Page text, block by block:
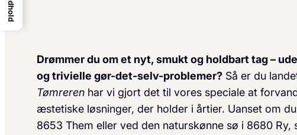
Drømmer du om et nyt, smukt og holdbart tag –
og trivielle gør-det-selv-problemer?Så er du
Tømrerenhar vi gjort det til vores speciale at
æstetiske løsninger, der holder i årtier. Uanset om
8653 Them eller ved den naturskønne sø i 8680
Indhold